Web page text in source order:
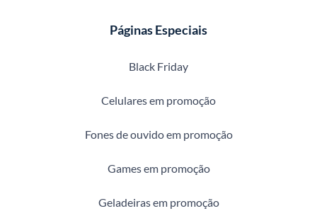
Páginas Especiais
Black Friday
Celulares em promoção
Fones de ouvido em promoção
Games em promoção
Geladeiras em promoção